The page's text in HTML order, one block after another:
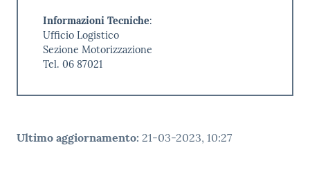
Informazioni Tecniche:
Ufficio Logistico
Sezione Motorizzazione
Tel. 06 87021
Ultimo aggiornamento: 21-03-2023, 10:27